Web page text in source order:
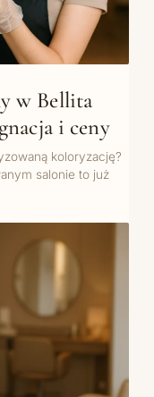
w Bellita
i ceny
koloryzację?
salonie to już